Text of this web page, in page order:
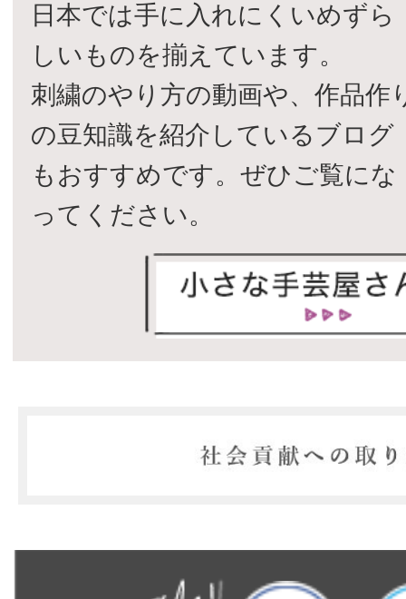
日本では手に入れにくいめずら
しいものを揃えています。
刺繍のやり方の動画や、作品作
の豆知識を紹介しているブログ
もおすすめです。ぜひご覧にな
ってください。